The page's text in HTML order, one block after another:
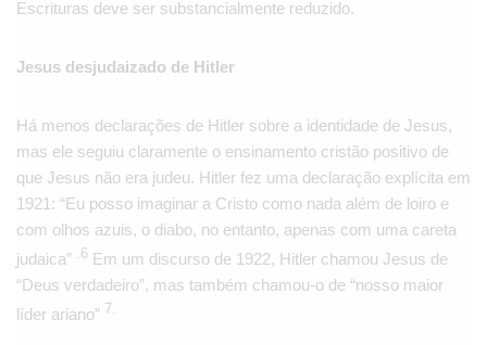
Escrituras deve ser substancialmente reduzido.
Jesus desjudaizado de Hitler
Há menos declarações de Hitler sobre a identidade de Jesus,
mas ele seguiu claramente o ensinamento cristão positivo de
que Jesus não era judeu. Hitler fez uma declaração explícita em
1921: “Eu posso imaginar a Cristo como nada além de loiro e
com olhos azuis, o diabo, no entanto, apenas com uma careta
judaica” .6 Em um discurso de 1922, Hitler chamou Jesus de
“Deus verdadeiro”, mas também chamou-o de “nosso maior
líder ariano” 7.